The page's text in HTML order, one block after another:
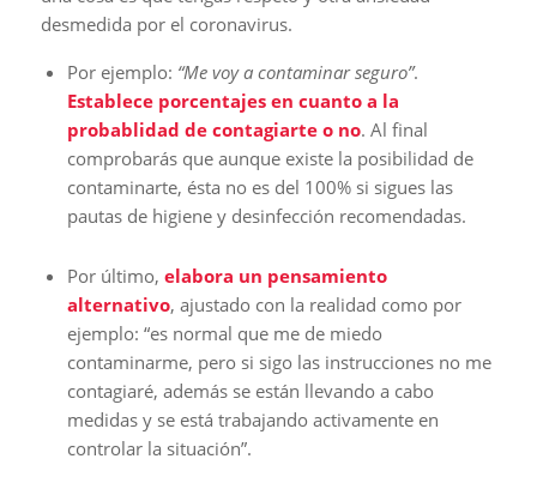
desmedida por el coronavirus.
Por ejemplo: “Me voy a contaminar seguro”.
Establece porcentajes en cuanto a la
probablidad de contagiarte o no. Al final
comprobarás que aunque existe la posibilidad de
contaminarte, ésta no es del 100% si sigues las
pautas de higiene y desinfección recomendadas.
Por último, elabora un pensamiento
alternativo, ajustado con la realidad como por
ejemplo: “es normal que me de miedo
contaminarme, pero si sigo las instrucciones no me
contagiaré, además se están llevando a cabo
medidas y se está trabajando activamente en
controlar la situación”.